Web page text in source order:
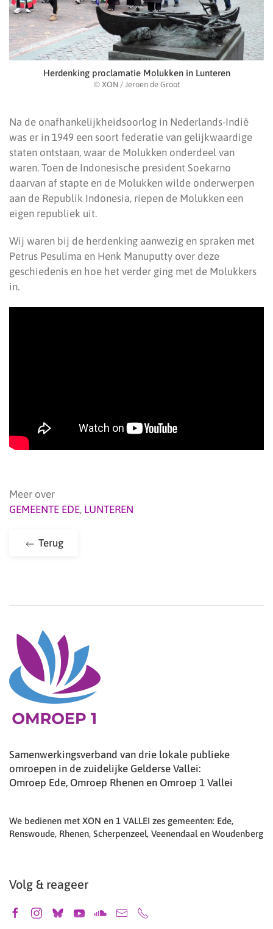
Herdenking proclamatie Molukken in Lunteren
© XON / Jeroen de Groot
Na de onafhankelijkheidsoorlog in Nederlands-Indië
was er in 1949 een soort federatie van gelijkwaardige
staten ontstaan, waar de Molukken onderdeel van
waren. Toen de Indonesische president Soekarno
daarvan af stapte en de Molukken wilde onderwerpen
aan de Republik Indonesia, riepen de Molukken een
eigen republiek uit.
Wij waren bij de herdenking aanwezig en spraken met
Petrus Pesulima en Henk Manuputty over deze
geschiedenis en hoe het verder ging met de Molukkers
in.
Meer over
GEMEENTE EDE, LUNTEREN
Terug
Samenwerkingsverband van drie lokale publieke
omroepen in de zuidelijke Gelderse Vallei:
Omroep Ede, Omroep Rhenen en Omroep 1 Vallei
We bedienen met XON en 1 VALLEI zes gemeenten: Ede,
Renswoude, Rhenen, Scherpenzeel, Veenendaal en Woudenberg
Volg & reageer